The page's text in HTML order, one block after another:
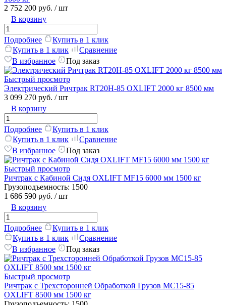
2 752 200 руб. / шт
В корзину
Подробнее
Купить в 1 клик
Купить в 1 клик
Сравнение
В избранное
Под заказ
Быстрый просмотр
Электрический Ричтрак RT20H-85 OXLIFT 2000 кг 8500 мм
3 099 270 руб. / шт
В корзину
Подробнее
Купить в 1 клик
Купить в 1 клик
Сравнение
В избранное
Под заказ
Быстрый просмотр
Ричтрак с Кабиной Сидя OXLIFT MF15 6000 мм 1500 кг
Грузоподъемность: 1500
1 686 590 руб. / шт
В корзину
Подробнее
Купить в 1 клик
Купить в 1 клик
Сравнение
В избранное
Под заказ
Быстрый просмотр
Ричтрак с Трехсторонней Обработкой Грузов MC15-85
OXLIFT 8500 мм 1500 кг